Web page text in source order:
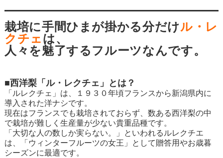
栽培に手間ひまが掛かる分だけル・レ
クチェは、
人々を魅了するフルーツなんです。
■西洋梨「ル・レクチェ」とは？
「ルレクチェ」は、１９３０年頃フランスから新潟県内に
導入された洋ナシです。
現在はフランスでも栽培されておらず、数ある西洋梨の中
で栽培が難しく生産量が少ない貴重品種です。
「大切な人の数しか実らない。」といわれるルレクチエ
は、「ウィンターフルーツの女王」として贈答用やお歳暮
シーズンに最適です。